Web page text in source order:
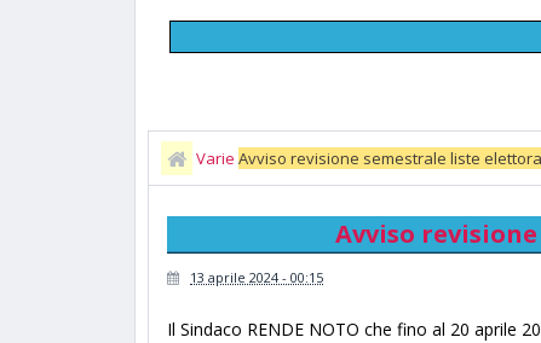
Varie Avviso revisione semestrale liste
Avviso
13 aprile 2024 - 00:15
Il Sindaco RENDE NOTO che fino al 20 aprile